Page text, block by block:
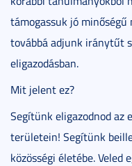
támogassuk jó
továbbá adjunk iránytűt
eligazodásban.
Mit jelent ez?
Segítünk eligazodnod az
területein! Segítünk
közösségi életébe.